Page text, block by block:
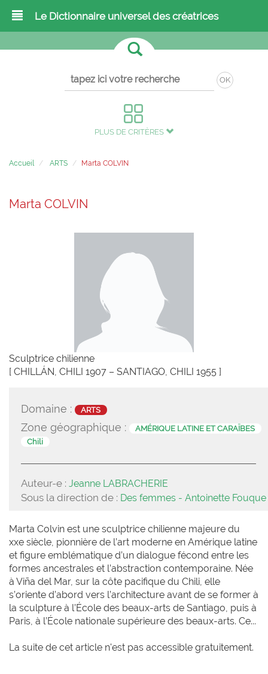
Le Dictionnaire universel des créatrices
OK
PLUS DE CRITÈRES
Accueil ARTS Marta COLVIN
Marta COLVIN
Sculptrice chilienne
[ CHILLÁN, CHILI 1907 – SANTIAGO, CHILI 1955 ]
Domaine : ARTS
Zone géographique :
AMÉRIQUE LATINE ET CARAÏBES
Chili
Auteur-e : Jeanne LABRACHERIE
Sous la direction de : Des femmes - Antoinette Fouque
Marta Colvin est une sculptrice chilienne majeure du
xxe siècle, pionnière de l’art moderne en Amérique latine
et figure emblématique d’un dialogue fécond entre les
formes ancestrales et l’abstraction contemporaine. Née
à Viña del Mar, sur la côte pacifique du Chili, elle
s’oriente d’abord vers l’architecture avant de se former à
la sculpture à l’École des beaux-arts de Santiago, puis à
Paris, à l’École nationale supérieure des beaux-arts. Ce...
La suite de cet article n'est pas accessible gratuitement.